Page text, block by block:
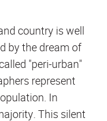
country is well
by the dream of
"peri-urban"
represent
In
This silent